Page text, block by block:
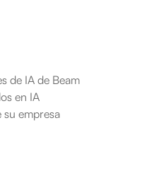
de IA de Beam
en IA
su empresa